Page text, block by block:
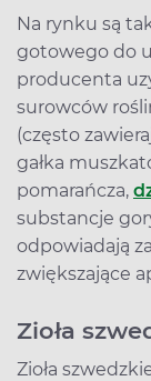
Na rynku są
gotowego do
producenta
surowców
(często
gałka
pomarańcza,
substancje
odpowiadają
zwiększające
Zioła
Zioła